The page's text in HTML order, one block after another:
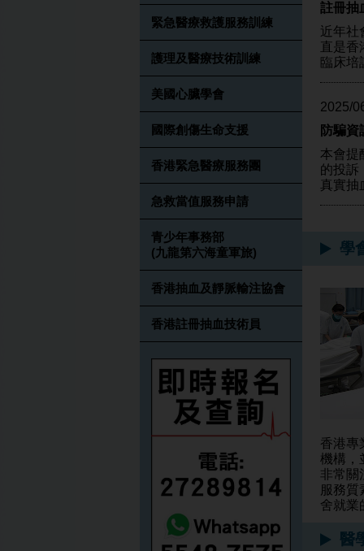
緊急醫療救護服務訓練
護理及醫療技術訓練
美國心臟學會
國際創傷生命支援
香港緊急醫療服務團
急救當值服務申請
青少年事務部
(九龍第六海童軍旅)
香港抽血及靜脈輸注協會
香港註冊抽血技術員
註冊抽
近年社
直是香
臨床培
2025/
防騙
本會提
的投訴
真實抽
學
香港專
機構，
非常關
服務
舍就業
醫